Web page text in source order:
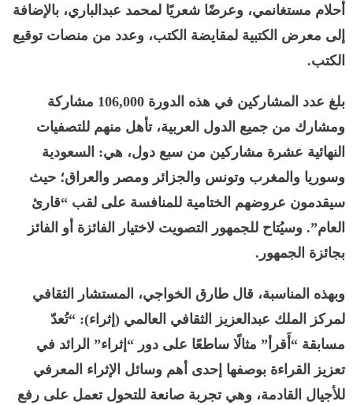
أحلام مستغانمي، وعرضًا شعريًا لمحمد عبدالباري، بالإضافة
إلى معرض الكتبية لمقايضة الكتب، وعدد من منصات توقيع
الكتب.
بلغ عدد المشاركين في هذه الدورة 106,000 مشاركة
ومشارك من جميع الدول العربية، تأهل منهم للتصفيات
النهائية عشرة مشاركين من سبع دول، هي: السعودية
وسوريا والمغرب وتونس والجزائر ومصر والعراق؛ حيث
سيقدمون عروضهم الختامية للمنافسة على لقب “قارئ
العام”. وسيُتاح للجمهور التصويت لاختيار الفائزة أو الفائز
بجائزة الجمهور.
وبهذه المناسبة، قال طارق الخواجي، المستشار الثقافي
لمركز الملك عبدالعزيز الثقافي العالمي (إثراء): “تُعدّ
مسابقة “أَقرأ” مثالًا ساطعًا على دور “إثراء” الرائد في
تعزيز القراءة بوصفها إحدى أهم وسائل الإثراء المعرفي
للأجيال القادمة، وهي تجربة صانعة للتحول تعمل على رفع